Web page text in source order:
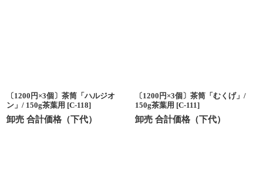
〔1200円×3個〕茶筒「ハルジオ
ン」/ 150g茶葉用 [C-118]
卸売 合計価格（下代）
〔1200円×3個〕茶筒「むくげ」/
150g茶葉用 [C-111]
卸売 合計価格（下代）